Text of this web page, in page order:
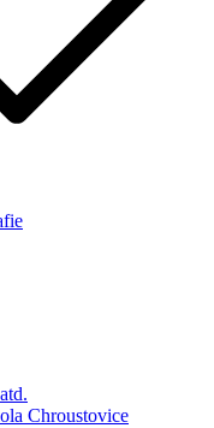
Chroustovice